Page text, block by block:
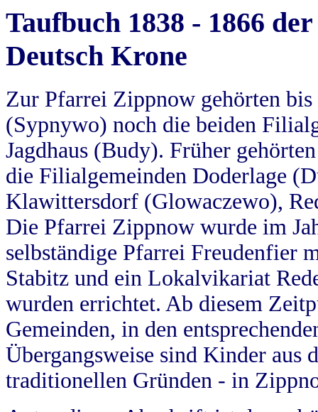
Taufbuch 1838 - 1866
Deutsch Krone
Zur Pfarrei Zippnow gehörten
(Sypnywo) noch die beiden
Jagdhaus (Budy). Früher
die Filialgemeinden Doderlage
Klawittersdorf (Glowaczewo),
Die Pfarrei Zippnow wurde im
selbständige Pfarrei Freudenfier
Stabitz und ein Lokalvikariat
wurden errichtet. Ab diesem
Gemeinden, in den
Übergangsweise sind Kinder aus
traditionellen Gründen - in